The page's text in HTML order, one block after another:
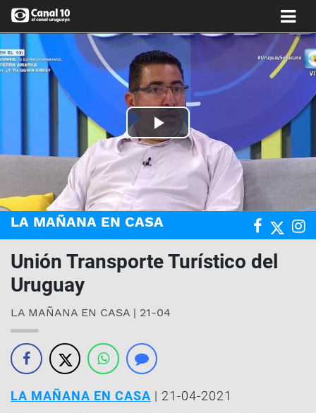
Play
Video
LA MAÑANA EN CASA
Unión Transporte Turístico del
Uruguay
LA MAÑANA EN CASA | 21-04
LA MAÑANA EN CASA | 21-04-2021